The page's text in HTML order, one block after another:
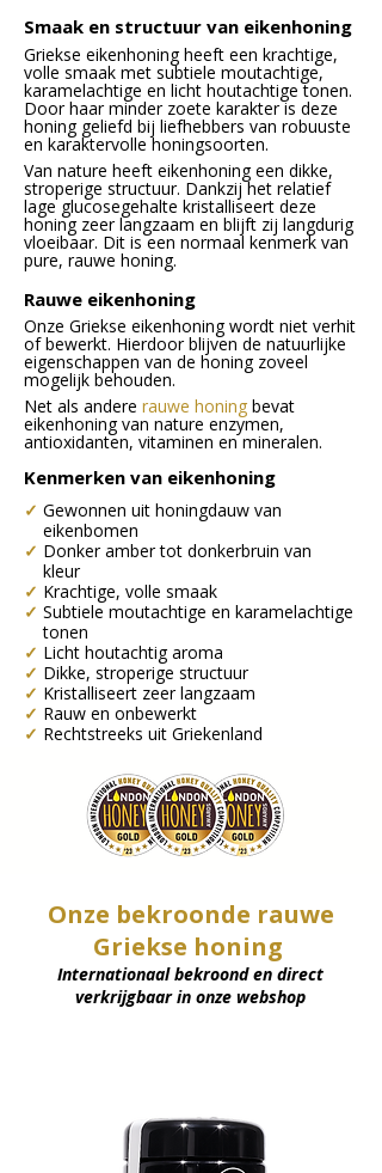
Smaak en structuur van eikenhoning
Griekse eikenhoning heeft een krachtige,
volle smaak met subtiele moutachtige,
karamelachtige en licht houtachtige tonen.
Door haar minder zoete karakter is deze
honing geliefd bij liefhebbers van robuuste
en karaktervolle honingsoorten.
Van nature heeft eikenhoning een dikke,
stroperige structuur. Dankzij het relatief
lage glucosegehalte kristalliseert deze
honing zeer langzaam en blijft zij langdurig
vloeibaar. Dit is een normaal kenmerk van
pure, rauwe honing.
Rauwe eikenhoning
Onze Griekse eikenhoning wordt niet verhit
of bewerkt. Hierdoor blijven de natuurlijke
eigenschappen van de honing zoveel
mogelijk behouden.
Net als andere rauwe honing bevat
eikenhoning van nature enzymen,
antioxidanten, vitaminen en mineralen.
Kenmerken van eikenhoning
✓ Gewonnen uit honingdauw van
eikenbomen
✓ Donker amber tot donkerbruin van
kleur
✓ Krachtige, volle smaak
✓ Subtiele moutachtige en karamelachtige
tonen
✓ Licht houtachtig aroma
✓ Dikke, stroperige structuur
✓ Kristalliseert zeer langzaam
✓ Rauw en onbewerkt
✓ Rechtstreeks uit Griekenland
Onze bekroonde rauwe
Griekse honing
Internationaal bekroond en direct
verkrijgbaar in onze webshop